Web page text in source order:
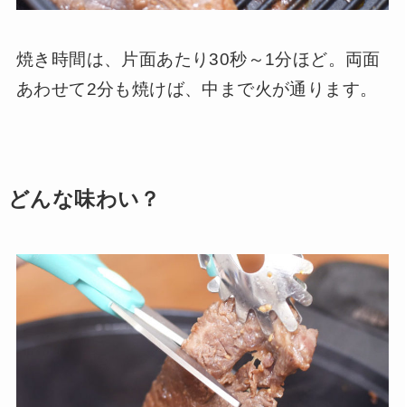
焼き時間は、片面あたり30秒～1分ほど。両面
あわせて2分も焼けば、中まで火が通ります。
どんな味わい？